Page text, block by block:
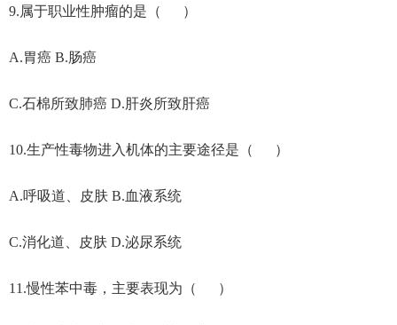
9.属于职业性肿瘤的是（ ）
A.胃癌 B.肠癌
C.石棉所致肺癌 D.肝炎所致肝癌
10.生产性毒物进入机体的主要途径是（ ）
A.呼吸道、皮肤 B.血液系统
C.消化道、皮肤 D.泌尿系统
11.慢性苯中毒，主要表现为（ ）